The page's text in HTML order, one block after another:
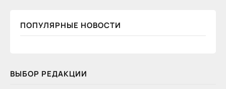
ПОПУЛЯРНЫЕ НОВОСТИ
ВЫБОР РЕДАКЦИИ